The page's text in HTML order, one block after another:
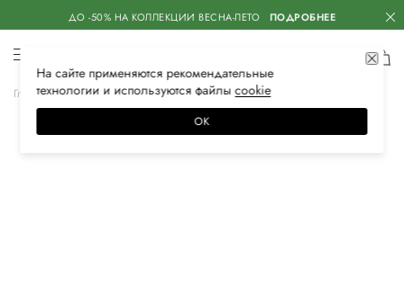
ДО -50% НА КОЛЛЕКЦИИ ВЕСНА-ЛЕТО ПОДРОБНЕЕ
Главная Женская Обувь Полуботинки
На сайте применяются рекомендательные
технологии и используются файлысооkiе
ОК